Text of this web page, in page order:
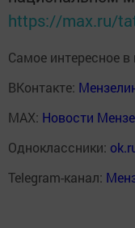
https://max.ru/
Самое интересное
ВКонтакте:
MAX: Новости
Одноклассники:
Telegram-канал: